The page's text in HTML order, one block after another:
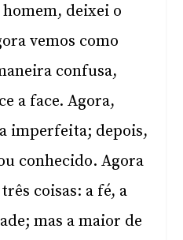
deixei o
vemos como
confusa,
a face. Agora,
imperfeita; depois,
conhecido. Agora
coisas: a fé, a
mas a maior de